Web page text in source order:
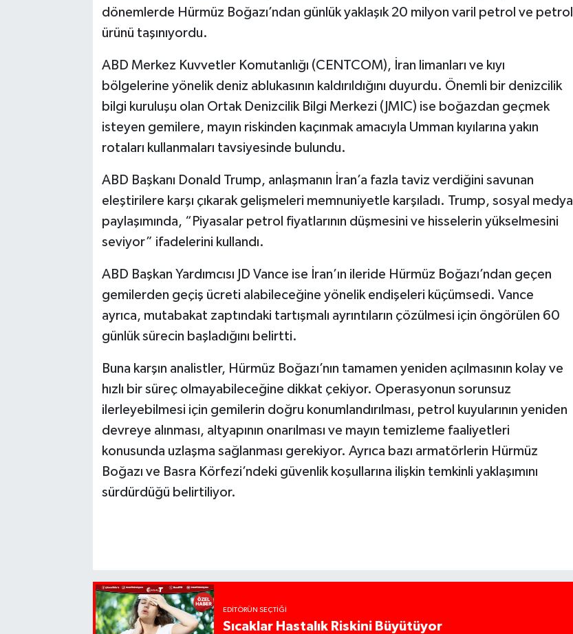
dönemlerde Hürmüz Boğazı’ndan günlük yaklaşık 20 milyon varil petrol ve petrol
ürünü taşınıyordu.
ABD Merkez Kuvvetler Komutanlığı (CENTCOM), İran limanları ve kıyı
bölgelerine yönelik deniz ablukasının kaldırıldığını duyurdu. Önemli bir denizcilik
bilgi kuruluşu olan Ortak Denizcilik Bilgi Merkezi (JMIC) ise boğazdan geçmek
isteyen gemilere, mayın riskinden kaçınmak amacıyla Umman kıyılarına yakın
rotaları kullanmaları tavsiyesinde bulundu.
ABD Başkanı Donald Trump, anlaşmanın İran’a fazla taviz verdiğini savunan
eleştirilere karşı çıkarak gelişmeleri memnuniyetle karşıladı. Trump, sosyal medya
paylaşımında, “Piyasalar petrol fiyatlarının düşmesini ve hisselerin yükselmesini
seviyor” ifadelerini kullandı.
ABD Başkan Yardımcısı JD Vance ise İran’ın ileride Hürmüz Boğazı’ndan geçen
gemilerden geçiş ücreti alabileceğine yönelik endişeleri küçümsedi. Vance
ayrıca, mutabakat zaptındaki tartışmalı ayrıntıların çözülmesi için öngörülen 60
günlük sürecin başladığını belirtti.
Buna karşın analistler, Hürmüz Boğazı’nın tamamen yeniden açılmasının kolay ve
hızlı bir süreç olmayabileceğine dikkat çekiyor. Operasyonun sorunsuz
ilerleyebilmesi için gemilerin doğru konumlandırılması, petrol kuyularının yeniden
devreye alınması, altyapının onarılması ve mayın temizleme faaliyetleri
konusunda uzlaşma sağlanması gerekiyor. Ayrıca bazı armatörlerin Hürmüz
Boğazı ve Basra Körfezi’ndeki güvenlik koşullarına ilişkin temkinli yaklaşımını
sürdürdüğü belirtiliyor.
EDITÖRÜN SEÇTIĞI
Sıcaklar Hastalık Riskini Büyütüyor